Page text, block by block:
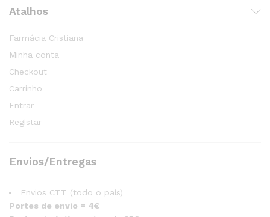
Atalhos
Farmácia Cristiana
Minha conta
Checkout
Carrinho
Entrar
Registar
Envios/Entregas
Envios CTT (todo o país)
Portes de envio = 4€